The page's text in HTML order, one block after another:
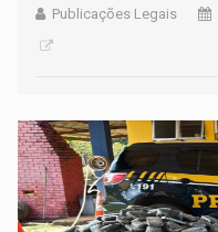
Publicações Legais